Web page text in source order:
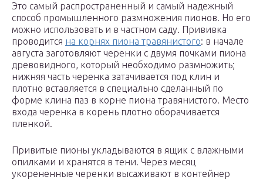
Это самый распространенный и самый надежный
способ промышленного размножения пионов. Но его
можно использовать и в частном саду. Прививка
проводится на корнях пиона травянистого: в начале
августа заготовляют черенки с двумя почками пиона
древовидного, который необходимо размножить;
нижняя часть черенка затачивается под клин и
плотно вставляется в специально сделанный по
форме клина паз в корне пиона травянистого. Место
входа черенка в корень плотно оборачивается
пленкой.
Привитые пионы укладываются в ящик с влажными
опилками и хранятся в тени. Через месяц
укорененные черенки высаживают в контейнер